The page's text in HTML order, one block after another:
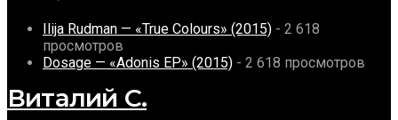
Ilija Rudman — «True Colours» (2015) - 2 618
просмотров
Dosage — «Adonis EP» (2015) - 2 618 просмотров
Виталий С.